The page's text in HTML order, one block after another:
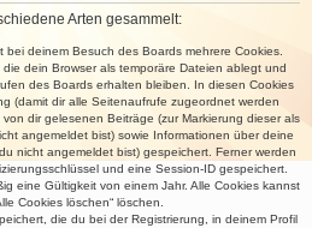
Arten gesammelt:
bei deinem Besuch des Boards mehrere Cookies.
dein Browser als temporäre Dateien ablegt und
des Boards erhalten bleiben. In diesen Cookies
(damit dir alle Seitenaufrufe zugeordnet werden
dir gelesenen Beiträge (zur Markierung dieser als
angemeldet bist) sowie Informationen über deine
nicht angemeldet bist) gespeichert. Ferner werden
und eine Session-ID gespeichert.
eine Gültigkeit von einem Jahr. Alle Cookies kannst
Cookies löschen“ löschen.
die du bei der Registrierung, in deinem Profil